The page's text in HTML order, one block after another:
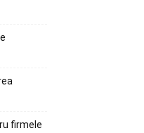
firmele